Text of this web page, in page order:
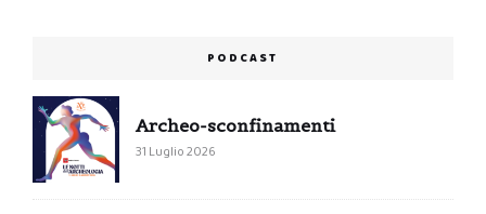
PODCAST
Archeo-sconfinamenti
31 Luglio 2026